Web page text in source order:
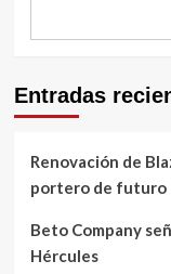
Entradas
Renovación de
portero de futuro
Beto Company
Hércules